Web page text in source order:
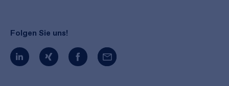
Folgen Sie uns!